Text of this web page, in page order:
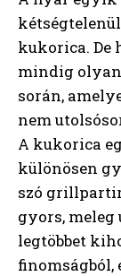
kukorica. De
mindig
során,
nem
A kukorica
különösen
szó
gyors, meleg
legtöbbet
finomságból,